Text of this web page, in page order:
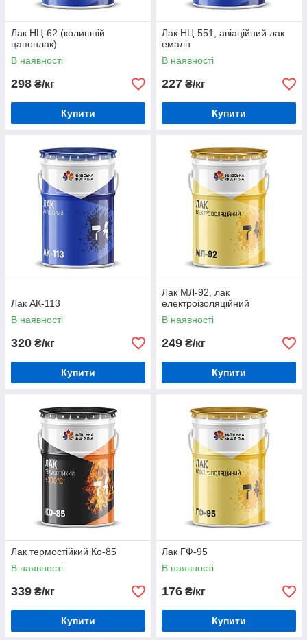
Лак НЦ-62 (колишній
цапонлак)
В наявності
298 ₴/кг
Купити
Лак НЦ-551, авіаційний лак
емаліт
В наявності
227 ₴/кг
Купити
Лак АК-113
В наявності
320 ₴/кг
Купити
Лак МЛ-92, лак
електроізоляційний
В наявності
249 ₴/кг
Купити
Лак термостійкий Ко-85
В наявності
339 ₴/кг
Купити
Лак ГФ-95
В наявності
176 ₴/кг
Купити